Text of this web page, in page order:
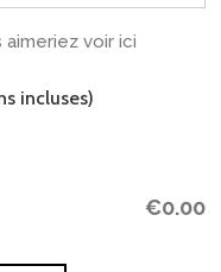
voir ici
incluses)
€0.00